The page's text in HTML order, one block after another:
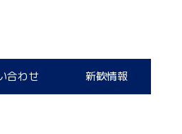
合わせ 新歓情報